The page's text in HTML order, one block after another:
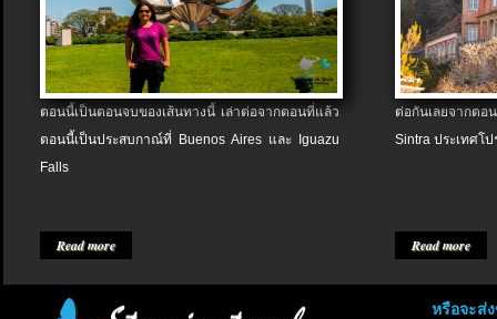
ตอนนี้เป็นตอนจบของเส้นทางนี้ เล่าต่อจากตอนที่แล้ว
ตอนนี้เป็นประสบกาณ์ที่ Buenos Aires และ Iguazu
Falls
Read more
ต่อกันเลยจากต
Sintra ประเทศโป
Read more
หรือจะส่